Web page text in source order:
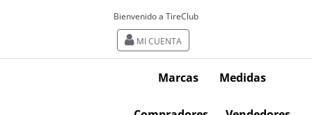
Bienvenido a TireClub
MI CUENTA
Marcas Medidas